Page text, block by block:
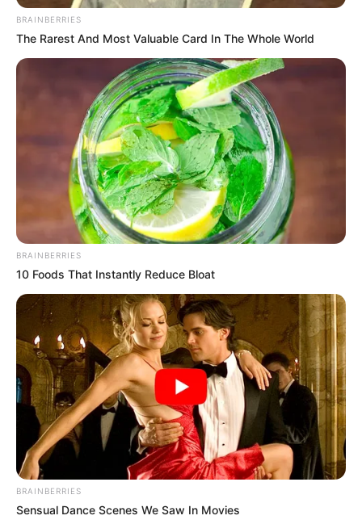
BRAINBERRIES
The Rarest And Most Valuable Card In The Whole World
BRAINBERRIES
10 Foods That Instantly Reduce Bloat
BRAINBERRIES
Sensual Dance Scenes We Saw In Movies